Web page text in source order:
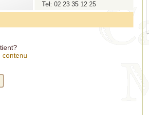
Tel: 02 23 35 12 25
contenu